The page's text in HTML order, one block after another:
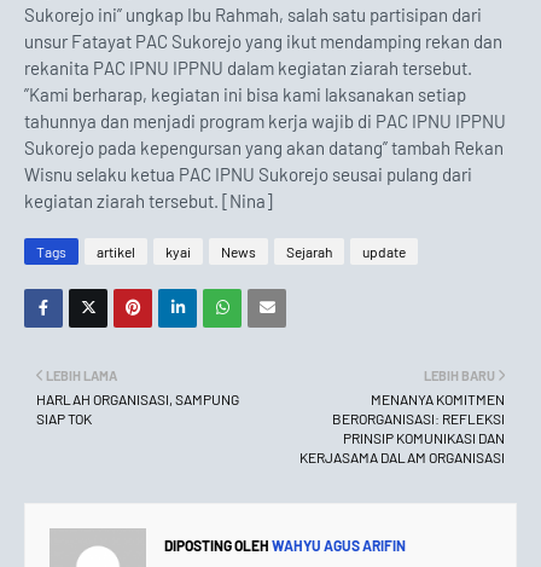
Sukorejo ini” ungkap Ibu Rahmah, salah satu partisipan dari
unsur Fatayat PAC Sukorejo yang ikut mendamping rekan dan
rekanita PAC IPNU IPPNU dalam kegiatan ziarah tersebut.
”Kami berharap, kegiatan ini bisa kami laksanakan setiap
tahunnya dan menjadi program kerja wajib di PAC IPNU IPPNU
Sukorejo pada kepengursan yang akan datang” tambah Rekan
Wisnu selaku ketua PAC IPNU Sukorejo seusai pulang dari
kegiatan ziarah tersebut. [Nina]
Tags artikel kyai News Sejarah update
LEBIH BARU
MENANYA KOMITMEN
BERORGANISASI: REFLEKSI
PRINSIP KOMUNIKASI DAN
KERJASAMA DALAM ORGANISASI
LEBIH LAMA
HARLAH ORGANISASI, SAMPUNG
SIAP TOK
DIPOSTING OLEH WAHYU AGUS ARIFIN